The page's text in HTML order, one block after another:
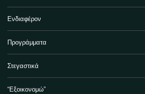
Ενδιαφέρον
Προγράμματα
Στεγαστικά
“Εξοικονομώ”